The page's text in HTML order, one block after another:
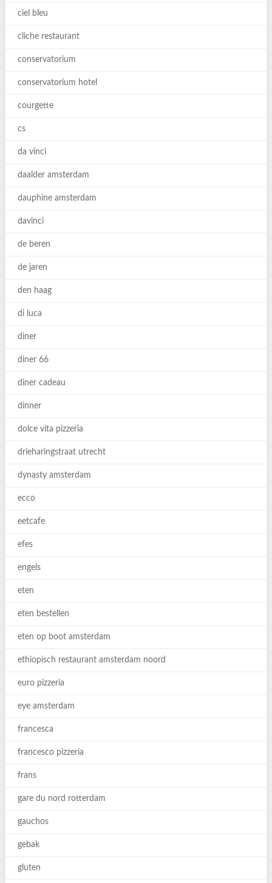
ciel bleu
cliche restaurant
conservatorium
conservatorium hotel
courgette
cs
da vinci
daalder amsterdam
dauphine amsterdam
davinci
de beren
de jaren
den haag
di luca
diner
diner 66
diner cadeau
dinner
dolce vita pizzeria
drieharingstraat utrecht
dynasty amsterdam
ecco
eetcafe
efes
engels
eten
eten bestellen
eten op boot amsterdam
ethiopisch restaurant amsterdam noord
euro pizzeria
eye amsterdam
francesca
francesco pizzeria
frans
gare du nord rotterdam
gauchos
gebak
gluten